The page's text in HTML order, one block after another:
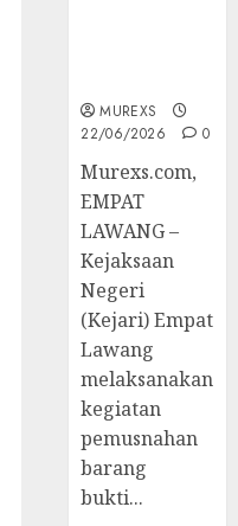
MUREXS
22/06/2026
0
‎Murexs.com,
EMPAT
LAWANG –
Kejaksaan
Negeri
(Kejari) Empat
Lawang
melaksanakan
kegiatan
pemusnahan
barang
bukti...